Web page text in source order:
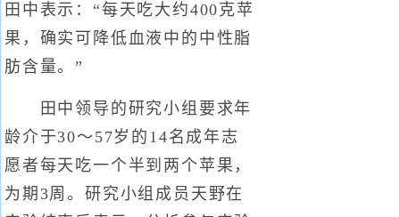
田中表示：“每天吃大约400克苹
果，确实可降低血液中的中性脂
肪含量。”
田中领导的研究小组要求年
龄介于30～57岁的14名成年志
愿者每天吃一个半到两个苹果，
为期3周。研究小组成员天野在